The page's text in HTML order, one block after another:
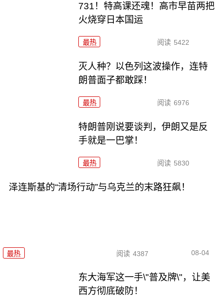
731！特高课还魂！高市早苗两把
火烧穿日本国运
最热 阅读 5422
灭人种？以色列这波操作，连特
朗普面子都敢踩！
最热 阅读 6976
特朗普刚说要谈判，伊朗又是反
手就是一巴掌！
最热 阅读 5830
泽连斯基的“清场行动”与乌克兰的末路狂飙！
最热 阅读 4387 08-04
东大海军这一手\"普及牌\"，让美
西方彻底破防！